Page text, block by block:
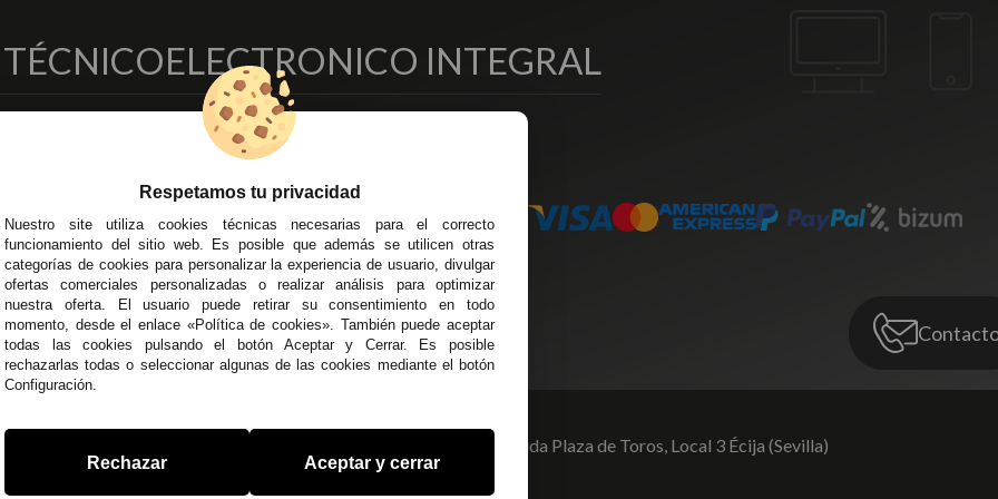
ELECTRONICO INTEGRAL
y Devoluciones
de Privacidad
Seguro
y
Generales
de Cookies
DELEGACIONES
Av. Plaza de Toros. Local 3
Córdoba
C/ Ingeniero Iribarren, 14
Alzira - Valencia
C/ Esplugues, 135
Avenida Plaza de Toros, Local 3 Écija (Sevilla)
Respetamos tu privacidad
Nuestro site utiliza cookies técnicas necesarias para el correcto
funcionamiento del sitio web. Es posible que además se utilicen otras
categorías de cookies para personalizar la experiencia de usuario, divulgar
ofertas comerciales personalizadas o realizar análisis para optimizar
nuestra oferta. El usuario puede retirar su consentimiento en todo
momento, desde el enlace «Política de cookies». También puede aceptar
todas las cookies pulsando el botón Aceptar y Cerrar. Es posible
rechazarlas todas o seleccionar algunas de las cookies mediante el botón
Configuración.
Rechazar Aceptar y cerrar